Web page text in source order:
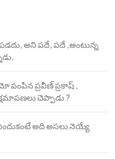
అని పదే, పదే ,అంటున్న
పంపిన ప్రవీణ్ ప్రకాష్ ,
చెప్పాడు ?
అది అసలు నెయ్యే